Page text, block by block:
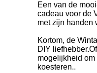
Een van de
cadeau voor de
met zijn handen
Kortom, de
DIY
mogelijkheid om
koesteren..